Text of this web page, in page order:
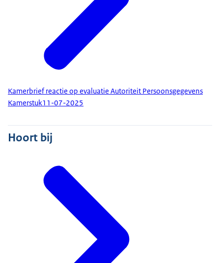
Kamerbrief reactie op evaluatie Autoriteit Persoonsgegevens
Kamerstuk11-07-2025
Hoort bij